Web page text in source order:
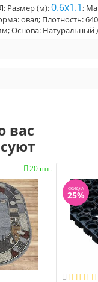
Размер (м):0.6x1.1;
овал; Плотность:
Основа: Натуральный
вас
20 шт.

СКИДКА
25%
